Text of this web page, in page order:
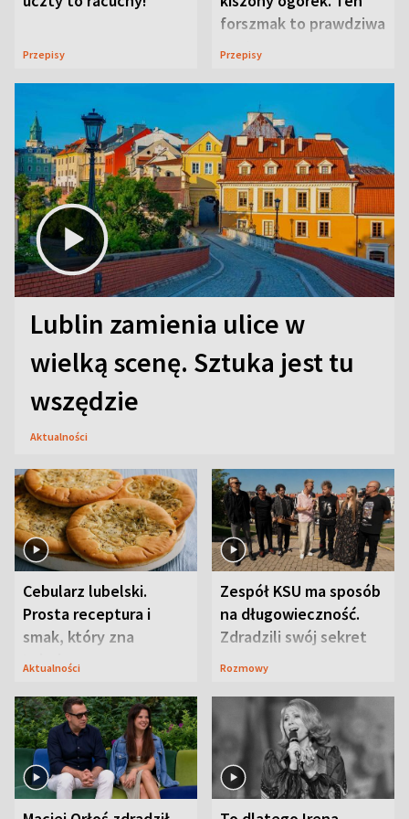
Przepisy
forszmak to prawdziwa
uczta
Przepisy
Lublin zamienia ulice w
wielką scenę. Sztuka jest tu
wszędzie
Aktualności
Cebularz lubelski.
Prosta receptura i
smak, który zna
Lubelszczyzna
Aktualności
Zespół KSU ma sposób
na długowieczność.
Zdradzili swój sekret
Rozmowy